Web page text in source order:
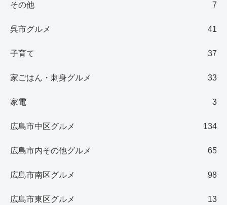
その他 7
呉市グルメ 41
子育て 37
家ごはん・刺身グルメ 33
家電 3
広島市中区グルメ 134
広島市内その他グルメ 65
広島市南区グルメ 98
広島市東区グルメ 13